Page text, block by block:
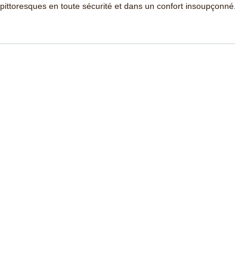
pittoresques en toute sécurité et dans un confort